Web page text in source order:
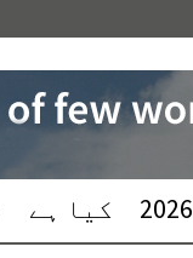
کیا ہے